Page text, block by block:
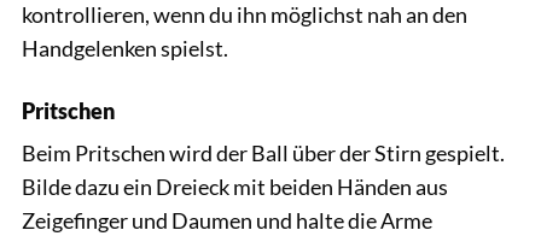
kontrollieren, wenn du ihn möglichst nah an den
Handgelenken spielst.
Pritschen
Beim Pritschen wird der Ball über der Stirn gespielt.
Bilde dazu ein Dreieck mit beiden Händen aus
Zeigefinger und Daumen und halte die Arme